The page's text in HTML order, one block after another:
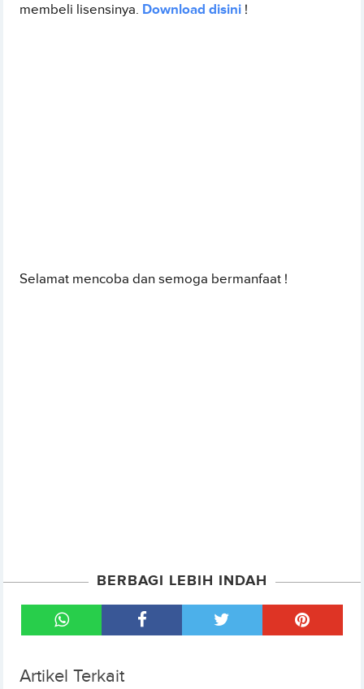
membeli lisensinya. Download disini !
Selamat mencoba dan semoga bermanfaat !
BERBAGI LEBIH INDAH
Artikel Terkait